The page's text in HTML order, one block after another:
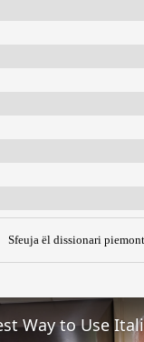
Sfeuja ël dissionari
Way to Use